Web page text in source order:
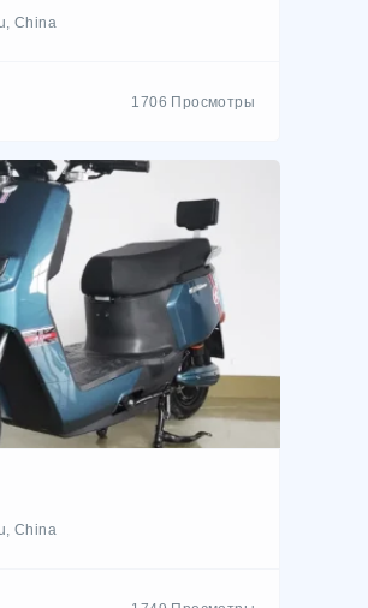
China
1706 Просмотры
China